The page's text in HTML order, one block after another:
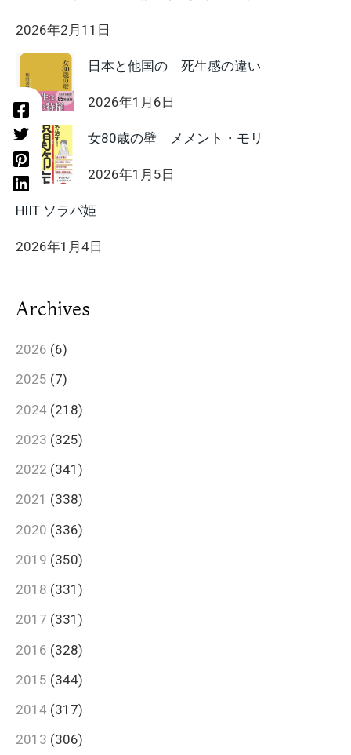
2026年2月11日
日本と他国の 死生感の違い
2026年1月6日
女80歳の壁 メメント・モリ
2026年1月5日
HIIT ソラパ姫
2026年1月4日
Archives
2026 (6)
2025 (7)
2024 (218)
2023 (325)
2022 (341)
2021 (338)
2020 (336)
2019 (350)
2018 (331)
2017 (331)
2016 (328)
2015 (344)
2014 (317)
2013 (306)